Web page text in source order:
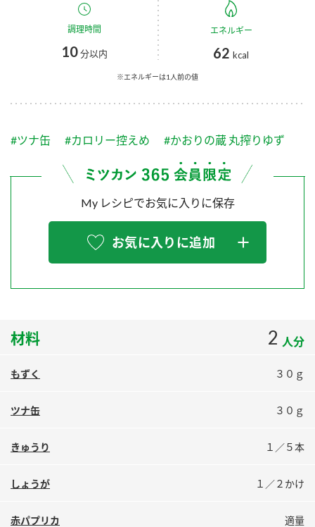
スープ 中華
ふりかけ おすしの素
炊き込みご飯の素 米飯用調味液
お酢ドリンク
つゆ
PIN印
スペシャルサイト
お酢を知ろう！
ぽん酢サワー
鍋奉行マニュアル
ミツカンのCM
企業理念
ミツカンの歴史
ミツカンを知る
環境への取り組み
ZENB initiative
MIM（ミツカンミュージアム）
各部門が大切にしていること
販売終了製品のご案内
よくあるご質問
地図から取り扱い店舗を探す
検索
調理時間
10分以内
エネルギー
62 kcal
※エネルギーは1人前の値
#ツナ缶 #カロリー控えめ #かおりの蔵 丸搾りゆず
My レシピでお気に入りに保存
お気に入りに追加
材料 2 人分
もずく ３０ｇ
ツナ缶 ３０ｇ
きゅうり １／５本
しょうが １／２かけ
赤パプリカ 適量